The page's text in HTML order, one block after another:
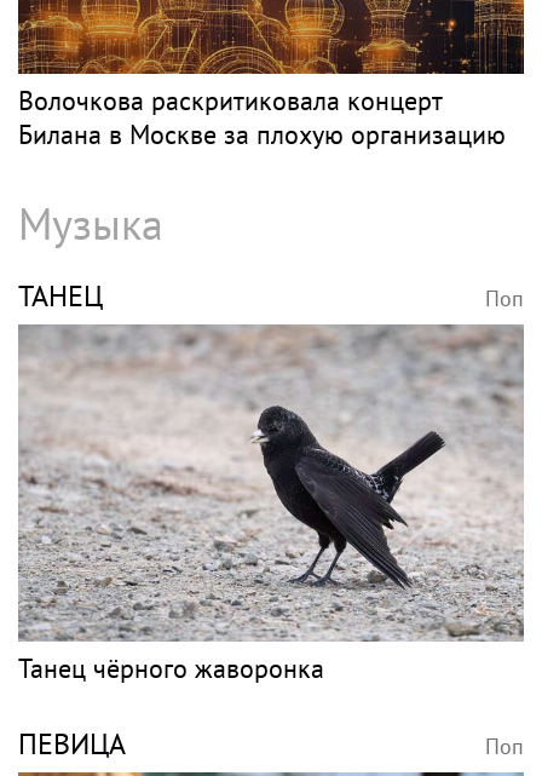
Волочкова раскритиковала концерт
Билана в Москве за плохую организацию
Музыка
ТАНЕЦ Поп
Танец чёрного жаворонка
ПЕВИЦА Поп